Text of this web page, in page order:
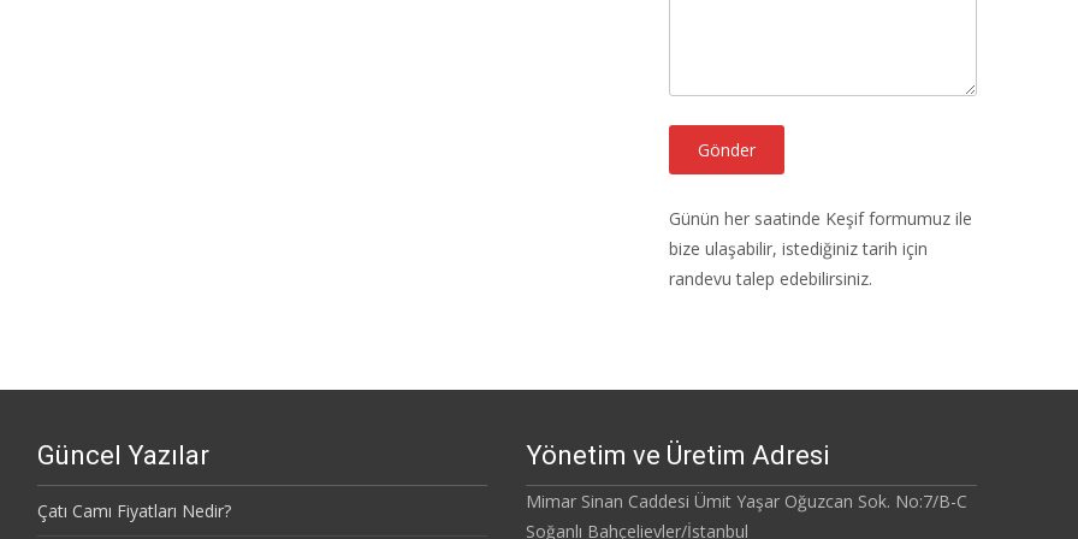
Günün her saatinde Keşif formumuz ile
bize ulaşabilir, istediğiniz tarih için
randevu talep edebilirsiniz.
Güncel Yazılar
Çatı Camı Fiyatları Nedir?
Yönetim ve Üretim Adresi
Mimar Sinan Caddesi Ümit Yaşar Oğuzcan Sok. No:7/B-C
Soğanlı Bahçelievler/İstanbul